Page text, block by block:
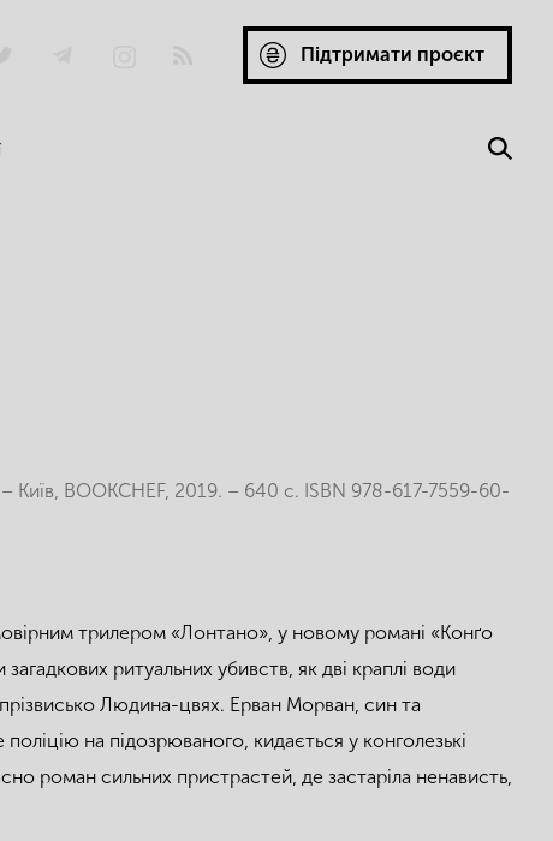
Підтримати проєкт
BOOKCHEF, 2019. – 640 c. ISBN 978-617-7559-60-
трилером «Лонтано», у новому романі «Конґо
ритуальних убивств, як дві краплі води
Людина-цвях. Ерван Морван, син та
на підозрюваного, кидається у конголезькі
роман сильних пристрастей, де застаріла ненависть,